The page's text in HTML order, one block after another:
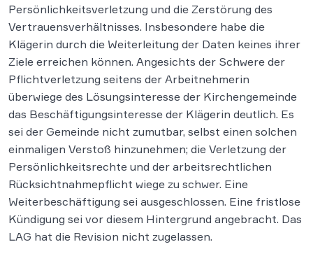
Persönlichkeitsverletzung und die Zerstörung des
Vertrauensverhältnisses. Insbesondere habe die
Klägerin durch die Weiterleitung der Daten keines ihrer
Ziele erreichen können. Angesichts der Schwere der
Pflichtverletzung seitens der Arbeitnehmerin
überwiege des Lösungsinteresse der Kirchengemeinde
das Beschäftigungsinteresse der Klägerin deutlich. Es
sei der Gemeinde nicht zumutbar, selbst einen solchen
einmaligen Verstoß hinzunehmen; die Verletzung der
Persönlichkeitsrechte und der arbeitsrechtlichen
Rücksichtnahmepflicht wiege zu schwer. Eine
Weiterbeschäftigung sei ausgeschlossen. Eine fristlose
Kündigung sei vor diesem Hintergrund angebracht. Das
LAG hat die Revision nicht zugelassen.